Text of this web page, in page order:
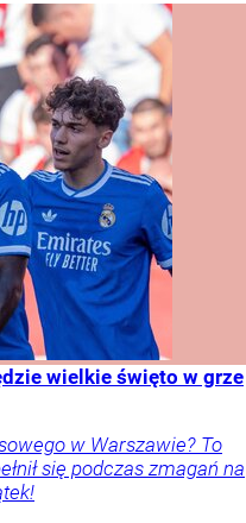
wielkie święto w grze
w Warszawie? To
się podczas zmagań na